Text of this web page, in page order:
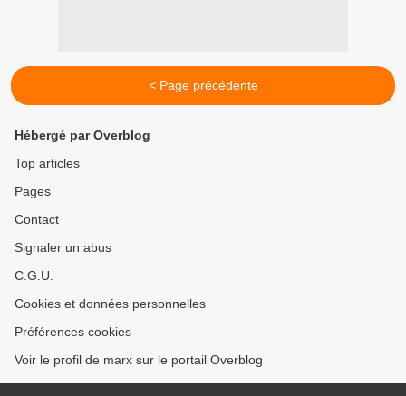
< Page précédente
Hébergé par Overblog
Top articles
Pages
Contact
Signaler un abus
C.G.U.
Cookies et données personnelles
Préférences cookies
Voir le profil de marx sur le portail Overblog